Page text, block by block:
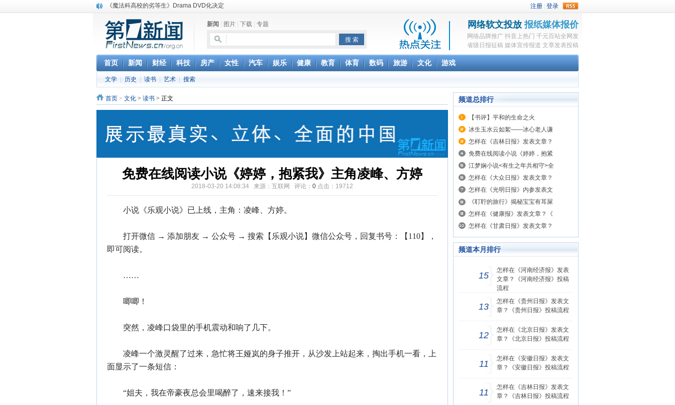
《魔法科高校的劣等生》Drama DVD化决定
消息称刘强东要求京东商城明年扭亏为盈
保健品也能吃出一身病? 康宝莱员工自揭多项家丑
煤价"跳水"电企利润"蹦高" 电煤联动亟待完善
苹果公司自建太阳能电厂为数据中心供电
吃饭、睡觉、黑人人？
网络电商和传统出版商的角逐：亚马逊停止接受Hachette所有图书订单
英国小猫因长得像希特勒遭袭 被扔垃圾左眼致盲
《中二病也想谈恋爱》女主角特报预告公开
新闻 图片 下载 专题 网络软文投放 报纸媒体报价
网络品牌推广 抖音上热门 千元百站全网发
省级日报征稿 媒体宣传报道 文章发表投稿
首页 新闻 财经 科技 房产 女性 汽车 娱乐 健康 教育 体育 数码 旅游 文化 游戏
文学 历史 读书 艺术 搜索
首页 > 文化 > 读书 > 正文
免费在线阅读小说《婷婷，抱紧我》主角凌峰、方婷
2018-03-20 14:08:34 来源：互联网 评论： 0 点击： 19712
小说《乐观小说》已上线，主角：凌峰、方婷。
打开微信 → 添加朋友 → 公众号 → 搜索【乐观小说】微信公众号，回复书号：【110】，
即可阅读。
……
唧唧！
突然，凌峰口袋里的手机震动和响了几下。
凌峰一个激灵醒了过来，急忙将王娅岚的身子推开，从沙发上站起来，掏出手机一看，上
面显示了一条短信：
“姐夫，我在帝豪夜总会里喝醉了，速来接我！”
频道总排行
【书评】平和的生命之火
冰生玉水云如絮——冰心老人谦
怎样在《吉林日报》发表文章？
免费在线阅读小说《婷婷，抱紧
江梦娴小说<有生之年共相守>全
怎样在《大众日报》发表文章？
怎样在《光明日报》内参发表文
《耵聍的旅行》揭秘宝宝有耳屎
怎样在《健康报》发表文章？《
怎样在《甘肃日报》发表文章？
频道本月排行
15
怎样在《河南经济报》发表
文章？《河南经济报》投稿
流程
13
怎样在《贵州日报》发表文
章？《贵州日报》投稿流程
12
怎样在《北京日报》发表文
章？《北京日报》投稿流程
11
怎样在《安徽日报》发表文
章？《安徽日报》投稿流程
11
怎样在《吉林日报》发表文
章？《吉林日报》投稿流程